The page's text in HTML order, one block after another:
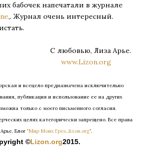
бабочек напечатали в журнале
,. Журнал очень интересный.
С любовью, Лиза Арье.
www.Lizon.org
и всецело предназначена исключительно
публикация и использование ее на других
только с моего письменного согласия.
целях категорически запрещено. Все права
Блог "Мир Моих Грез...lizon.org".
©Lizon.org2015.